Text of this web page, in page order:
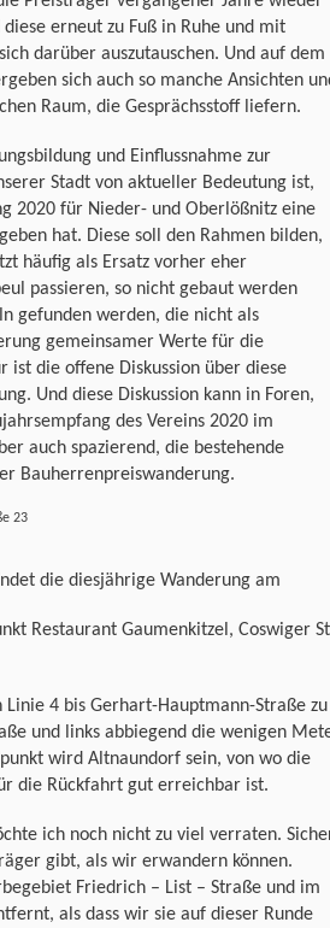
erneut zu Fuß in Ruhe und mit
darüber auszutauschen. Und auf dem
sich auch so manche Ansichten
Raum, die Gesprächsstoff liefern.
und Einflussnahme zur
Stadt von aktueller Bedeutung ist,
2020 für Nieder- und Oberlößnitz eine
hat. Diese soll den Rahmen bilden,
häufig als Ersatz vorher eher
passieren, so nicht gebaut werden
gefunden werden, die nicht als
gemeinsamer Werte für die
die offene Diskussion über diese
Und diese Diskussion kann in Foren,
des Vereins 2020 im
auch spazierend, die bestehende
Bauherrenpreiswanderung.
23
die diesjährige Wanderung am
Restaurant Gaumenkitzel, Coswiger
4 bis Gerhart-Hauptmann-Straße zu
und links abbiegend die wenigen
wird Altnaundorf sein, von wo die
die Rückfahrt gut erreichbar ist.
ich noch nicht zu viel verraten.
gibt, als wir erwandern können.
Friedrich – List – Straße und im
als dass wir sie auf dieser Runde